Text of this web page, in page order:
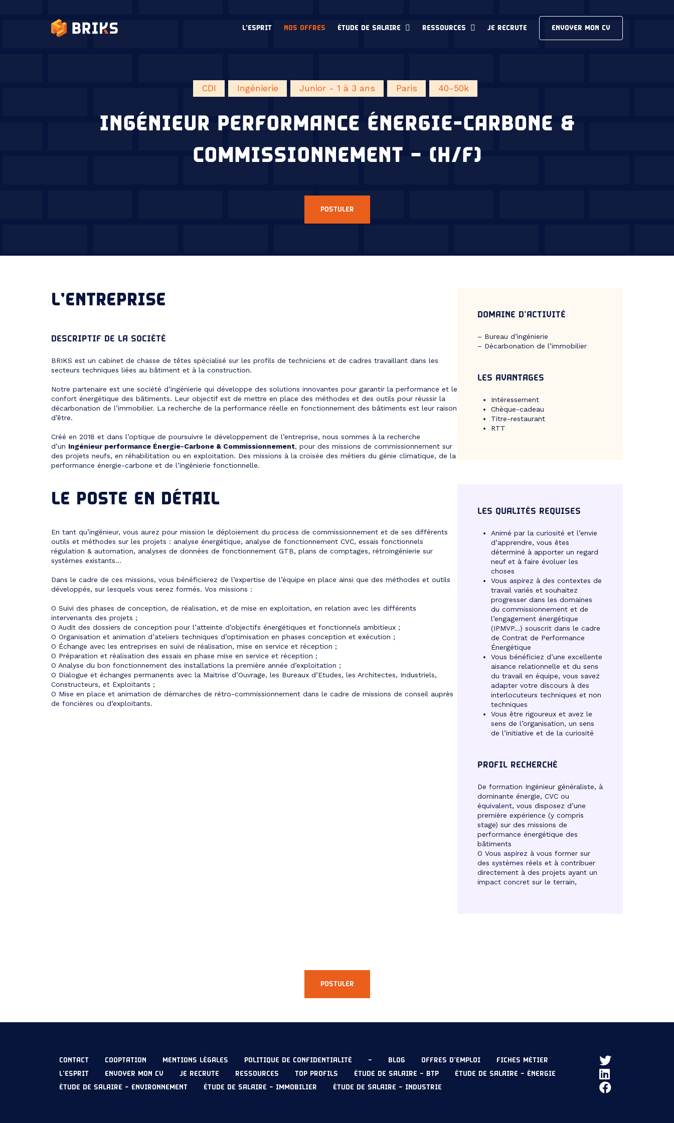
L’ESPRIT NOS OFFRES ÉTUDE DE SALAIRE RESSOURCES JE RECRUTE ENVOYER MON CV
CDI Ingénierie Junior - 1 à 3 ans Paris 40-50k
INGÉNIEUR PERFORMANCE ÉNERGIE-CARBONE &
COMMISSIONNEMENT – (H/F)
POSTULER
L’ENTREPRISE
DESCRIPTIF DE LA SOCIÉTÉ
BRIKS est un cabinet de chasse de têtes spécialisé sur les profils de techniciens et de cadres travaillant dans les
secteurs techniques liées au bâtiment et à la construction.
Notre partenaire est une société d’ingénierie qui développe des solutions innovantes pour garantir la performance et le
confort énergétique des bâtiments. Leur objectif est de mettre en place des méthodes et des outils pour réussir la
décarbonation de l’immobilier. La recherche de la performance réelle en fonctionnement des bâtiments est leur raison
d’être.
Créé en 2018 et dans l’optique de poursuivre le développement de l’entreprise, nous sommes à la recherche
d’un Ingénieur performance Énergie-Carbone & Commissionnement, pour des missions de commissionnement sur
des projets neufs, en réhabilitation ou en exploitation. Des missions à la croisée des métiers du génie climatique, de la
performance énergie-carbone et de l’ingénierie fonctionnelle.
LE POSTE EN DÉTAIL
En tant qu’ingénieur, vous aurez pour mission le déploiement du process de commissionnement et de ses différents
outils et méthodes sur les projets : analyse énergétique, analyse de fonctionnement CVC, essais fonctionnels
régulation & automation, analyses de données de fonctionnement GTB, plans de comptages, rétroingénierie sur
systèmes existants…
Dans le cadre de ces missions, vous bénéficierez de l’expertise de l’équipe en place ainsi que des méthodes et outils
développés, sur lesquels vous serez formés. Vos missions :
O Suivi des phases de conception, de réalisation, et de mise en exploitation, en relation avec les différents
intervenants des projets ;
O Audit des dossiers de conception pour l’atteinte d’objectifs énergétiques et fonctionnels ambitieux ;
O Organisation et animation d’ateliers techniques d’optimisation en phases conception et exécution ;
O Échange avec les entreprises en suivi de réalisation, mise en service et réception ;
O Préparation et réalisation des essais en phase mise en service et réception ;
O Analyse du bon fonctionnement des installations la première année d’exploitation ;
O Dialogue et échanges permanents avec la Maitrise d’Ouvrage, les Bureaux d’Etudes, les Architectes, Industriels,
Constructeurs, et Exploitants ;
O Mise en place et animation de démarches de rétro-commissionnement dans le cadre de missions de conseil auprès
de foncières ou d’exploitants.
DOMAINE D’ACTIVITÉ
– Bureau d’ingénierie
– Décarbonation de l’immobilier
LES AVANTAGES
Intéressement
Chèque-cadeau
Titre-restaurant
RTT
LES QUALITÉS REQUISES
Animé par la curiosité et l’envie
d’apprendre, vous êtes
déterminé à apporter un regard
neuf et à faire évoluer les
choses
Vous aspirez à des contextes de
travail variés et souhaitez
progresser dans les domaines
du commissionnement et de
l’engagement énergétique
(IPMVP…) souscrit dans le cadre
de Contrat de Performance
Énergétique
Vous bénéficiez d’une excellente
aisance relationnelle et du sens
du travail en équipe, vous savez
adapter votre discours à des
interlocuteurs techniques et non
techniques
Vous être rigoureux et avez le
sens de l’organisation, un sens
de l’initiative et de la curiosité
PROFIL RECHERCHÉ
De formation Ingénieur généraliste, à
dominante énergie, CVC ou
équivalent, vous disposez d’une
première expérience (y compris
stage) sur des missions de
performance énergétique des
bâtiments
O Vous aspirez à vous former sur
des systèmes réels et à contribuer
directement à des projets ayant un
impact concret sur le terrain,
POSTULER
CONTACT COOPTATION MENTIONS LÉGALES POLITIQUE DE CONFIDENTIALITÉ – BLOG OFFRES D’EMPLOI
FICHES MÉTIER
L’ESPRIT
ENVOYER MON CV JE RECRUTE RESSOURCES TOP PROFILS ÉTUDE DE SALAIRE – BTP
ÉTUDE DE SALAIRE – ÉNERGIE
ÉTUDE DE SALAIRE – ENVIRONNEMENT
ÉTUDE DE SALAIRE – IMMOBILIER ÉTUDE DE SALAIRE – INDUSTRIE